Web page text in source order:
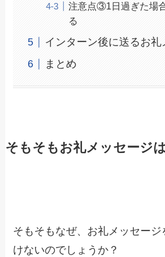
注意点③1日過ぎた場
る
インターン後に送るお礼
まとめ
そもそもお礼メッセージ
そもそもなぜ、お礼メッセー
けないのでしょうか？